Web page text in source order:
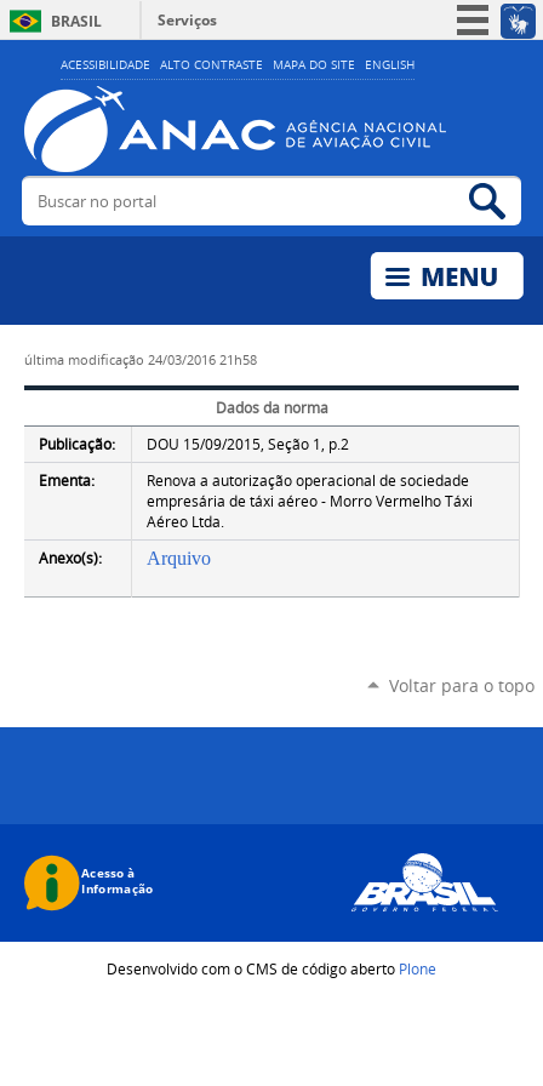
ACESSIBILIDADE ALTO CONTRASTE MAPA DO SITE ENGLISH
BRASIL
Serviços
Simplifique!
Acesso à informação
Legislação
Buscar no portal
última modificação 24/03/2016 21h58
Dados da norma
Publicação:
DOU 15/09/2015, Seção 1, p.2
Ementa:
Renova a autorização operacional de sociedade
empresária de táxi aéreo - Morro Vermelho Táxi
Aéreo Ltda.
Anexo(s):
Arquivo
Voltar para o topo
Desenvolvido com o CMS de código aberto Plone